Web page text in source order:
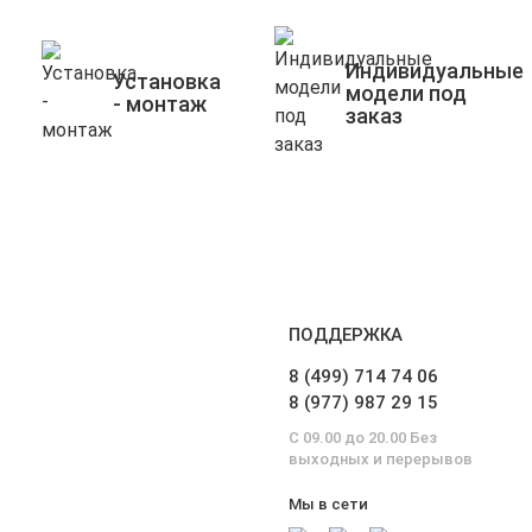
Установка
- монтаж
Индивидуальные
модели под
заказ
ПОДДЕРЖКА
8 (499) 714 74 06
8 (977) 987 29 15
С 09.00 до 20.00 Без
выходных и перерывов
Мы в сети